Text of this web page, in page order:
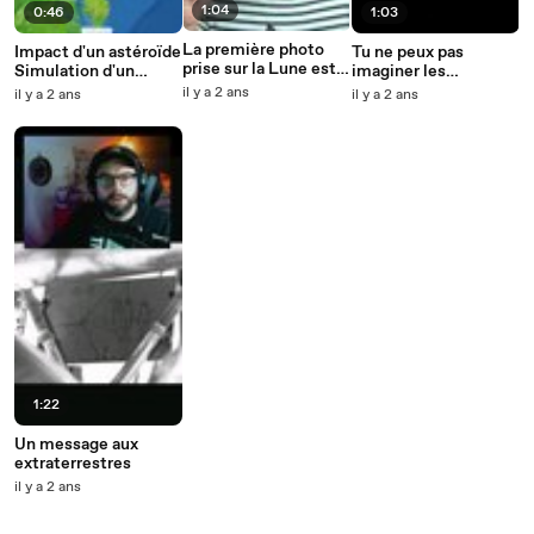
0:46
Impact d'un astéroïde
Simulation d'un
énorme crash
il y a 2 ans
1:22
Un message aux
extraterrestres
il y a 2 ans
1:04
La première photo
prise sur la Lune est
celle du caca des
il y a 2 ans
1:03
Tu ne peux pas
imaginer les
distances dans
il y a 2 ans